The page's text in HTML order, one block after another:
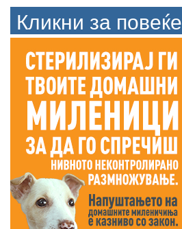
Кликни за повеќе